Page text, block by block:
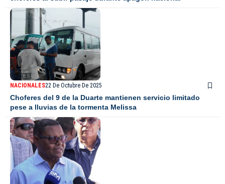
NACIONALES22 De Octubre De 2025
Choferes del 9 de la Duarte mantienen servicio limitado
pese a lluvias de la tormenta Melissa